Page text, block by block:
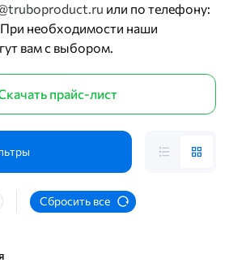
или по телефону:
При необходимости наши
вам с выбором.
прайс-лист
Сбросить все